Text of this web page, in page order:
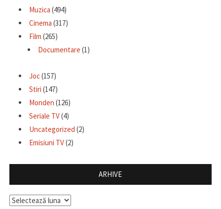
Muzica (494)
Cinema (317)
Film (265)
Documentare (1)
Joc(157)
Stiri (147)
Monden (126)
Seriale TV(4)
Uncategorized (2)
Emisiuni TV(2)
ARHIVE
Arhive